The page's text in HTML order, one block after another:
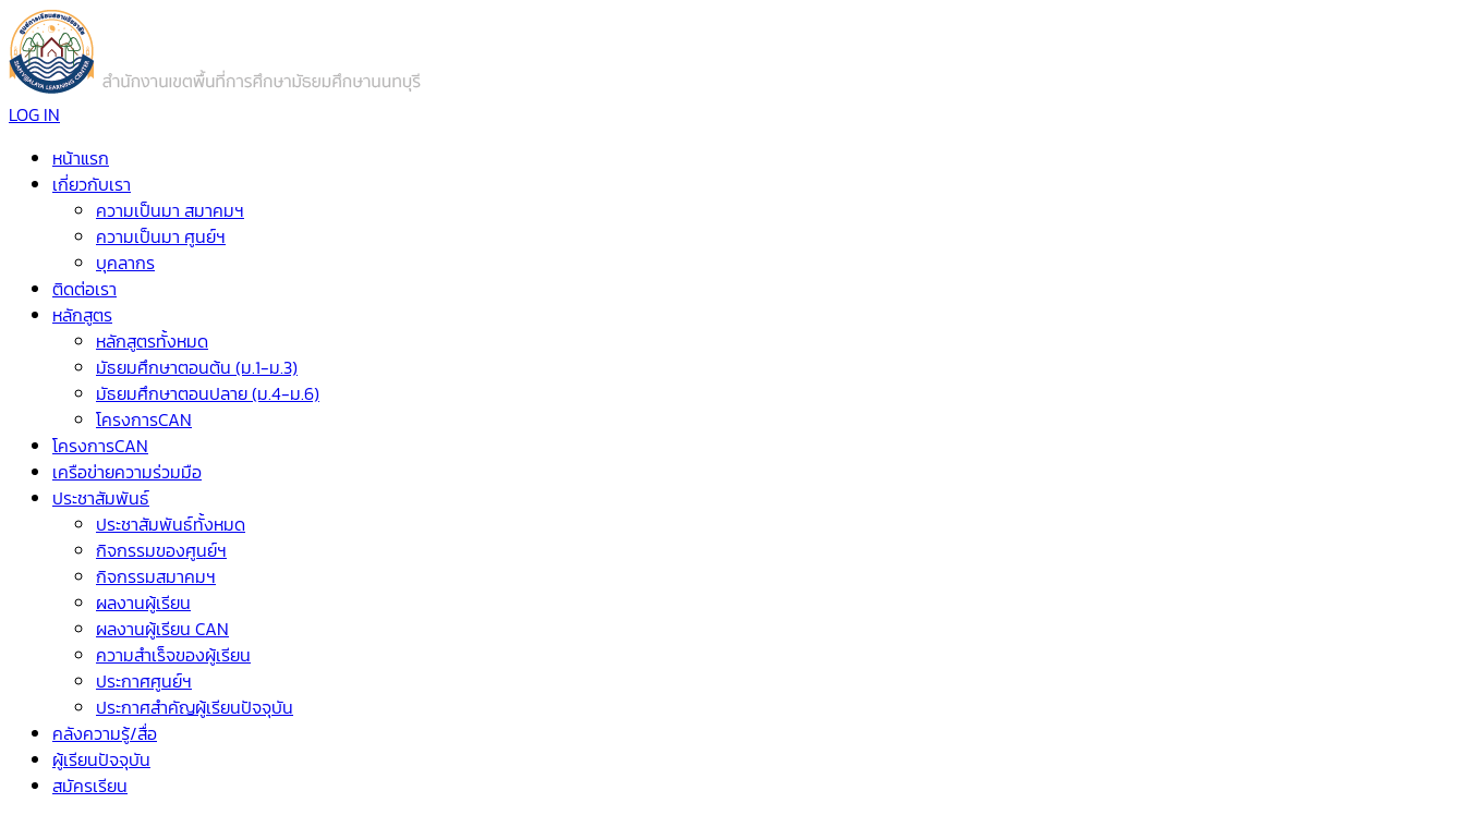
LOG IN
หน้าแรก
เกี่ยวกับเรา
ความเป็นมา สมาคมฯ
ความเป็นมา ศูนย์ฯ
บุคลากร
ติดต่อเรา
หลักสูตร
หลักสูตรทั้งหมด
มัธยมศึกษาตอนต้น (ม.1-ม.3)
มัธยมศึกษาตอนปลาย (ม.4-ม.6)
โครงการCAN
โครงการCAN
เครือข่ายความร่วมมือ
ประชาสัมพันธ์
ประชาสัมพันธ์ทั้งหมด
กิจกรรมของศูนย์ฯ
กิจกรรมสมาคมฯ
ผลงานผู้เรียน
ผลงานผู้เรียน CAN
ความสำเร็จของผู้เรียน
ประกาศศูนย์ฯ
ประกาศสำคัญผู้เรียนปัจจุบัน
คลังความรู้/สื่อ
ผู้เรียนปัจจุบัน
สมัครเรียน